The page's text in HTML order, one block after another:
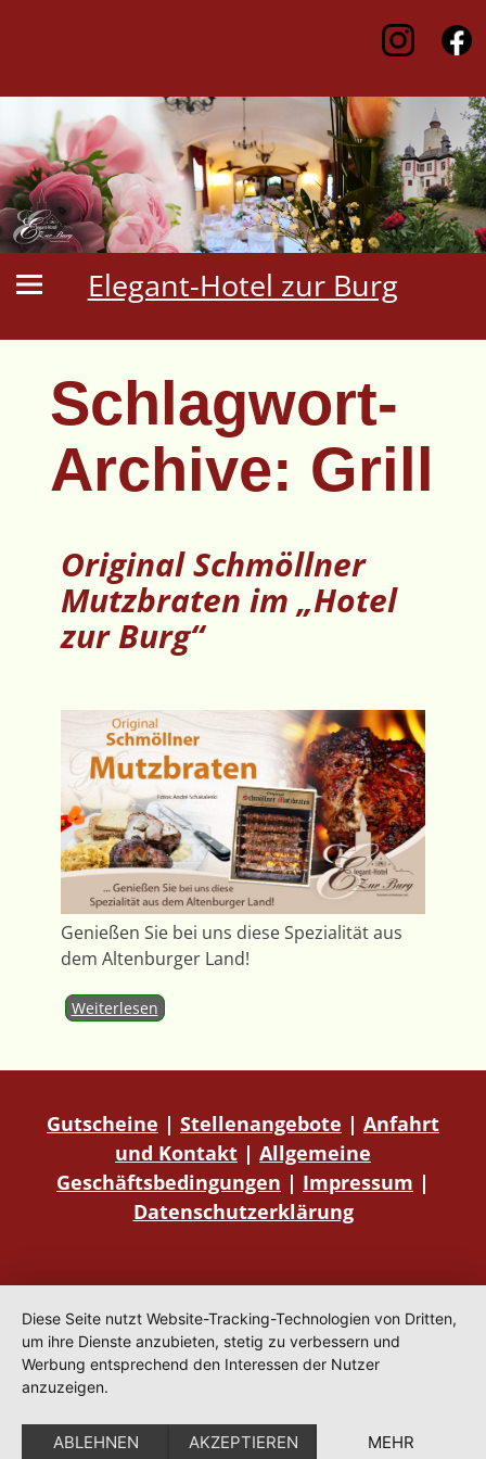
Elegant-Hotel zur Burg
Schlagwort-
Archive: Grill
Original Schmöllner
Mutzbraten im „Hotel
zur Burg“
Genießen Sie bei uns diese Spezialität aus
dem Altenburger Land!
Weiterlesen
Gutscheine | Stellenangebote | Anfahrt
und Kontakt | Allgemeine
Geschäftsbedingungen | Impressum |
Datenschutzerklärung
Diese Seite nutzt Website-Tracking-Technologien von Dritten,
um ihre Dienste anzubieten, stetig zu verbessern und
Werbung entsprechend den Interessen der Nutzer
anzuzeigen.
ABLEHNEN AKZEPTIEREN MEHR